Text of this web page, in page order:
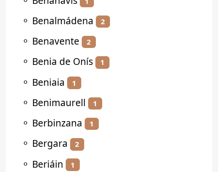
⚬ Benalmádena 2
⚬ Benavente 2
⚬ Benia de Onís 1
⚬ Beniaia 1
⚬ Benimaurell 1
⚬ Berbinzana 1
⚬ Bergara 2
⚬ Beriáin 1